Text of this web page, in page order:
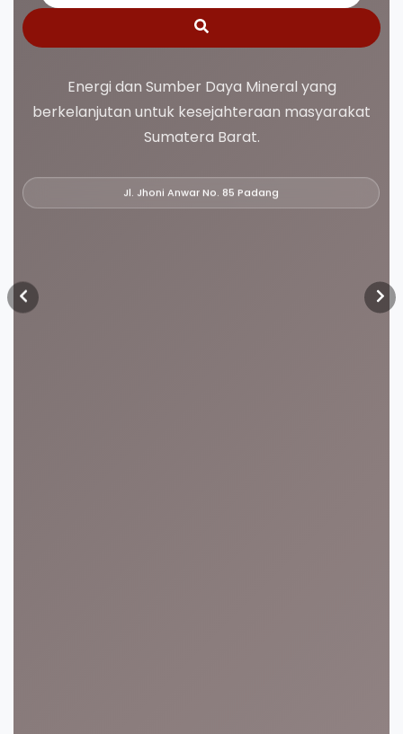
Energi dan Sumber Daya Mineral yang
berkelanjutan untuk kesejahteraan masyarakat
Sumatera Barat.
Jl. Jhoni Anwar No. 85 Padang